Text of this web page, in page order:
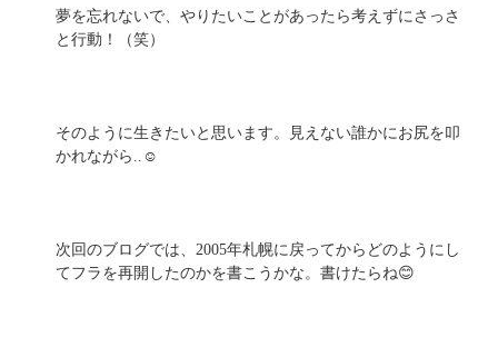
夢を忘れないで、やりたいことがあったら考えずにさっさ
と行動！（笑）
そのように生きたいと思います。見えない誰かにお尻を叩
かれながら..☺️
次回のブログでは、2005年札幌に戻ってからどのようにし
てフラを再開したのかを書こうかな。書けたらね😊